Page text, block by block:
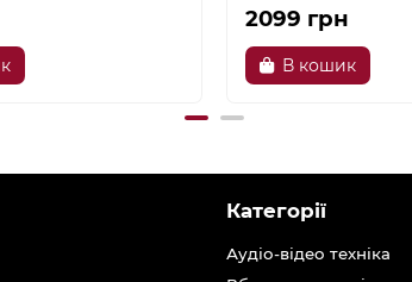
2099 грн
В кошик
Категорії
Аудіо-відео техніка